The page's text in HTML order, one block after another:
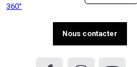
360°
Nous contacter